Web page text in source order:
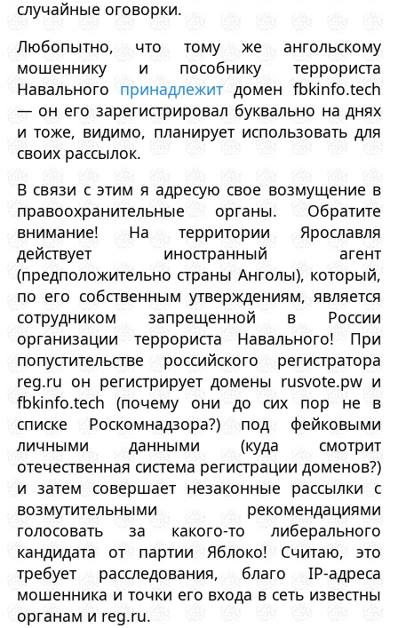
случайные оговорки.
Любопытно, что тому же ангольскому
мошеннику и пособнику террориста
Навального принадлежитдомен fbkinfo.tech
— он его зарегистрировал буквально на днях
и тоже, видимо, планирует использовать для
своих рассылок.
В связи с этим я адресую свое возмущение в
правоохранительные органы. Обратите
внимание! На территории Ярославля
действует иностранный агент
(предположительно страны Анголы), который,
по его собственным утверждениям, является
сотрудником запрещенной в России
организации террориста Навального! При
попустительстве российского регистратора
reg.ru он регистрирует домены rusvote.pw и
fbkinfo.tech (почему они до сих пор не в
списке Роскомнадзора?) под фейковыми
личными данными (куда смотрит
отечественная система регистрации доменов?)
и затем совершает незаконные рассылки с
возмутительными рекомендациями
голосовать за какого-то либерального
кандидата от партии Яблоко! Считаю, это
требует расследования, благо IP-адреса
мошенника и точки его входа в сеть известны
органам и reg.ru.